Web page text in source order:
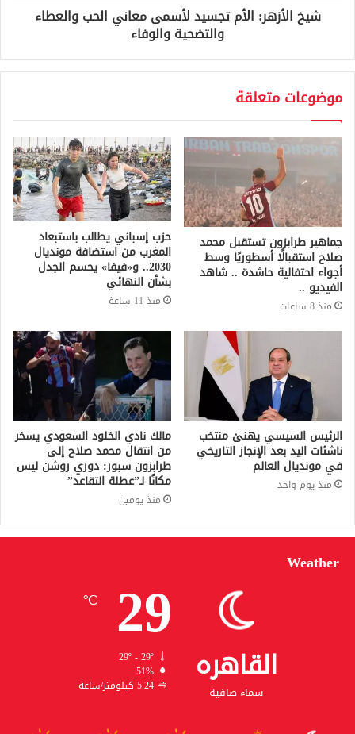
شيخ الأزهر: الأم تجسيد لأسمى معاني الحب والعطاء
والتضحية والوفاء
موضوعات متعلقة
جماهير طرابزون تستقبل محمد
صلاح استقبالًا أسطوريًا وسط
أجواء احتفالية حاشدة .. شاهد
الفيديو ..
منذ 8 ساعات
حزب إسباني يطالب باستبعاد
المغرب من استضافة مونديال
2030.. و«فيفا» يحسم الجدل
بشأن النهائي
منذ 11 ساعة
الرئيس السيسي يهنئ منتخب
ناشئات اليد بعد الإنجاز التاريخي
في مونديال العالم
منذ يوم واحد
مالك نادي الخلود السعودي يسخر
من انتقال محمد صلاح إلى
طرابزون سبور: دوري روشن ليس
مكانًا لـ”عطلة التقاعد”
منذ يومين
Weather
القاهره
سماء صافية
29
℃
29º - 29º
51%
5.24 كيلومتر/ساعة